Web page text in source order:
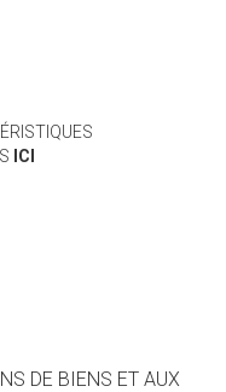
ICI
DE BIENS ET AUX